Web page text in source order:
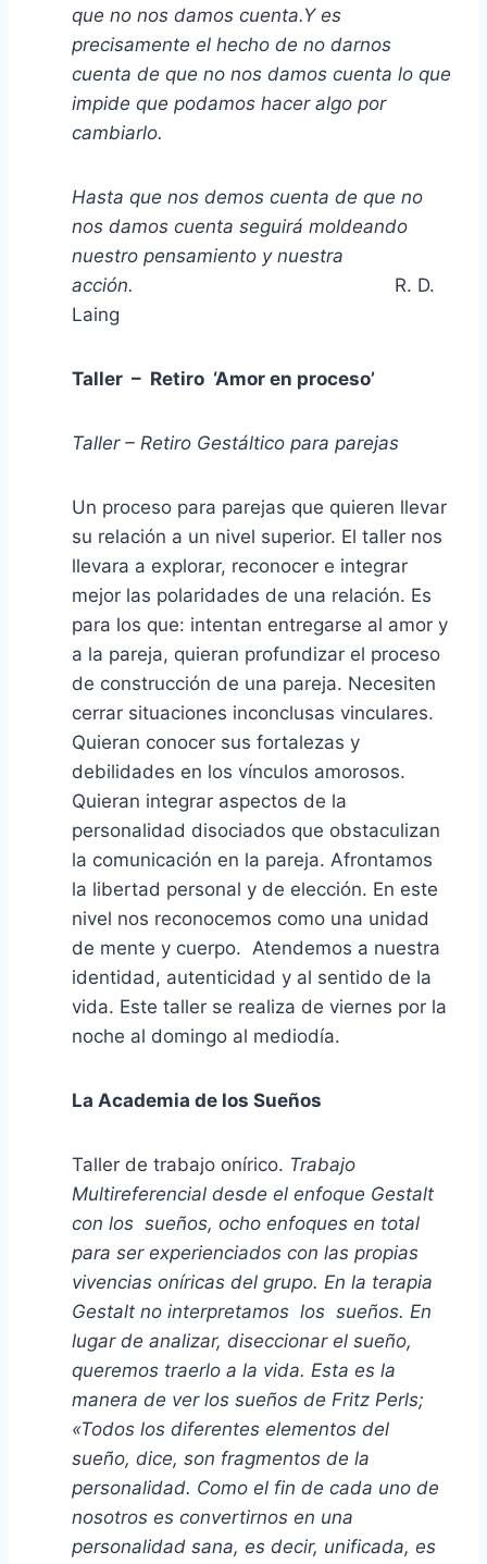
que no nos damos cuenta.Y es
precisamente el hecho de no darnos
cuenta de que no nos damos cuenta lo que
impide que podamos hacer algo por
cambiarlo.
Hasta que nos demos cuenta de que no
nos damos cuenta seguirá moldeando
nuestro pensamiento y nuestra
acción. R. D.
Laing
Taller – Retiro ‘Amor en proceso’
Taller – Retiro Gestáltico para parejas
Un proceso para parejas que quieren llevar
su relación a un nivel superior. El taller nos
llevara a explorar, reconocer e integrar
mejor las polaridades de una relación. Es
para los que: intentan entregarse al amor y
a la pareja, quieran profundizar el proceso
de construcción de una pareja. Necesiten
cerrar situaciones inconclusas vinculares.
Quieran conocer sus fortalezas y
debilidades en los vínculos amorosos.
Quieran integrar aspectos de la
personalidad disociados que obstaculizan
la comunicación en la pareja. Afrontamos
la libertad personal y de elección. En este
nivel nos reconocemos como una unidad
de mente y cuerpo. Atendemos a nuestra
identidad, autenticidad y al sentido de la
vida. Este taller se realiza de viernes por la
noche al domingo al mediodía.
La Academia de los Sueños
Taller de trabajo onírico. Trabajo
Multireferencial desde el enfoque Gestalt
con los sueños, ocho enfoques en total
para ser experienciados con las propias
vivencias oníricas del grupo. En la terapia
Gestalt no interpretamos los sueños. En
lugar de analizar, diseccionar el sueño,
queremos traerlo a la vida. Esta es la
manera de ver los sueños de Fritz Perls;
«Todos los diferentes elementos del
sueño, dice, son fragmentos de la
personalidad. Como el fin de cada uno de
nosotros es convertirnos en una
personalidad sana, es decir, unificada, es